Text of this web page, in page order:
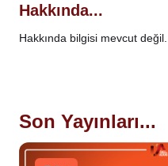
Hakkında...
Hakkında bilgisi mevcut değil...
Son Yayınları...